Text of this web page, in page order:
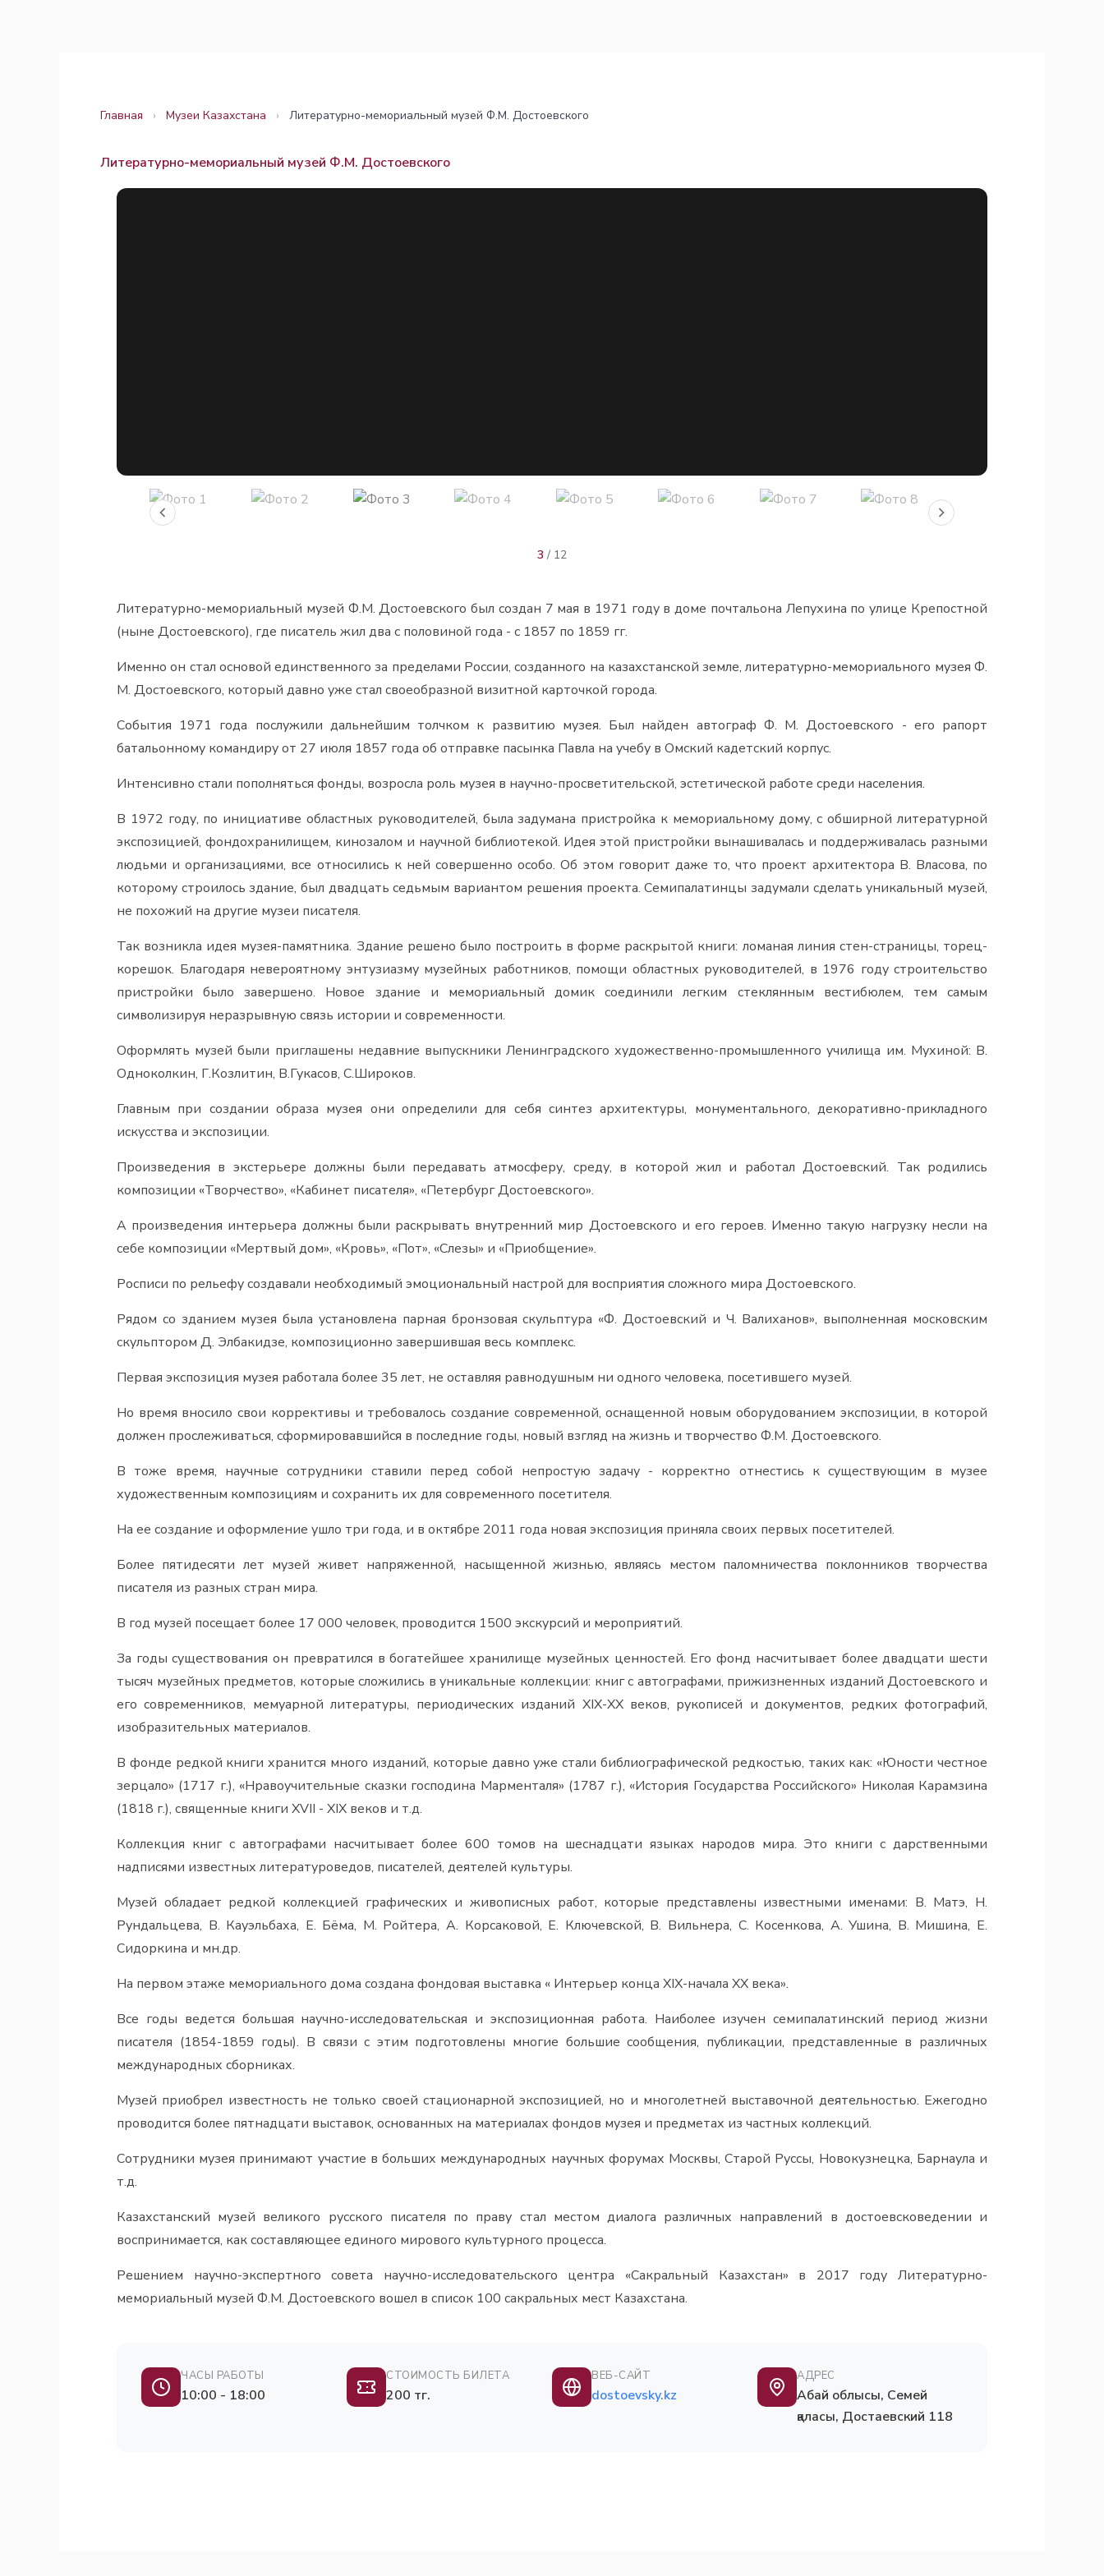
Главная › Музеи Казахстана › Литературно-мемориальный музей Ф.М. Достоевского
Литературно-мемориальный музей Ф.М. Достоевского
3 / 12
Литературно-мемориальный музей Ф.М. Достоевского был создан 7 мая в 1971 году в доме почтальона Лепухина по улице Крепостной
(ныне Достоевского), где писатель жил два с половиной года - с 1857 по 1859 гг.
Именно он стал основой единственного за пределами России, созданного на казахстанской земле, литературно-мемориального музея Ф.
М. Достоевского, который давно уже стал своеобразной визитной карточкой города.
События 1971 года послужили дальнейшим толчком к развитию музея. Был найден автограф Ф. М. Достоевского - его рапорт
батальонному командиру от 27 июля 1857 года об отправке пасынка Павла на учебу в Омский кадетский корпус.
Интенсивно стали пополняться фонды, возросла роль музея в научно-просветительской, эстетической работе среди населения.
В 1972 году, по инициативе областных руководителей, была задумана пристройка к мемориальному дому, с обширной литературной
экспозицией, фондохранилищем, кинозалом и научной библиотекой. Идея этой пристройки вынашивалась и поддерживалась разными
людьми и организациями, все относились к ней совершенно особо. Об этом говорит даже то, что проект архитектора В. Власова, по
которому строилось здание, был двадцать седьмым вариантом решения проекта. Семипалатинцы задумали сделать уникальный музей,
не похожий на другие музеи писателя.
Так возникла идея музея-памятника. Здание решено было построить в форме раскрытой книги: ломаная линия стен-страницы, торец-
корешок. Благодаря невероятному энтузиазму музейных работников, помощи областных руководителей, в 1976 году строительство
пристройки было завершено. Новое здание и мемориальный домик соединили легким стеклянным вестибюлем, тем самым
символизируя неразрывную связь истории и современности.
Оформлять музей были приглашены недавние выпускники Ленинградского художественно-промышленного училища им. Мухиной: В.
Одноколкин, Г.Козлитин, В.Гукасов, С.Широков.
Главным при создании образа музея они определили для себя синтез архитектуры, монументального, декоративно-прикладного
искусства и экспозиции.
Произведения в экстерьере должны были передавать атмосферу, среду, в которой жил и работал Достоевский. Так родились
композиции «Творчество», «Кабинет писателя», «Петербург Достоевского».
А произведения интерьера должны были раскрывать внутренний мир Достоевского и его героев. Именно такую нагрузку несли на
себе композиции «Мертвый дом», «Кровь», «Пот», «Слезы» и «Приобщение».
Росписи по рельефу создавали необходимый эмоциональный настрой для восприятия сложного мира Достоевского.
Рядом со зданием музея была установлена парная бронзовая скульптура «Ф. Достоевский и Ч. Валиханов», выполненная московским
скульптором Д. Элбакидзе, композиционно завершившая весь комплекс.
Первая экспозиция музея работала более 35 лет, не оставляя равнодушным ни одного человека, посетившего музей.
Но время вносило свои коррективы и требовалось создание современной, оснащенной новым оборудованием экспозиции, в которой
должен прослеживаться, сформировавшийся в последние годы, новый взгляд на жизнь и творчество Ф.М. Достоевского.
В тоже время, научные сотрудники ставили перед собой непростую задачу - корректно отнестись к существующим в музее
художественным композициям и сохранить их для современного посетителя.
На ее создание и оформление ушло три года, и в октябре 2011 года новая экспозиция приняла своих первых посетителей.
Более пятидесяти лет музей живет напряженной, насыщенной жизнью, являясь местом паломничества поклонников творчества
писателя из разных стран мира.
В год музей посещает более 17 000 человек, проводится 1500 экскурсий и мероприятий.
За годы существования он превратился в богатейшее хранилище музейных ценностей. Его фонд насчитывает более двадцати шести
тысяч музейных предметов, которые сложились в уникальные коллекции: книг с автографами, прижизненных изданий Достоевского и
его современников, мемуарной литературы, периодических изданий XIX-XX веков, рукописей и документов, редких фотографий,
изобразительных материалов.
В фонде редкой книги хранится много изданий, которые давно уже стали библиографической редкостью, таких как: «Юности честное
зерцало» (1717 г.), «Нравоучительные сказки господина Марменталя» (1787 г.), «История Государства Российского» Николая Карамзина
(1818 г.), священные книги XVII - XIX веков и т.д.
Коллекция книг с автографами насчитывает более 600 томов на шеснадцати языках народов мира. Это книги с дарственными
надписями известных литературоведов, писателей, деятелей культуры.
Музей обладает редкой коллекцией графических и живописных работ, которые представлены известными именами: В. Матэ, Н.
Рундальцева, В. Кауэльбаха, Е. Бёма, М. Ройтера, А. Корсаковой, Е. Ключевской, В. Вильнера, С. Косенкова, А. Ушина, В. Мишина, Е.
Сидоркина и мн.др.
На первом этаже мемориального дома создана фондовая выставка « Интерьер конца XIX-начала XX века».
Все годы ведется большая научно-исследовательская и экспозиционная работа. Наиболее изучен семипалатинский период жизни
писателя (1854-1859 годы). В связи с этим подготовлены многие большие сообщения, публикации, представленные в различных
международных сборниках.
Музей приобрел известность не только своей стационарной экспозицией, но и многолетней выставочной деятельностью. Ежегодно
проводится более пятнадцати выставок, основанных на материалах фондов музея и предметах из частных коллекций.
Сотрудники музея принимают участие в больших международных научных форумах Москвы, Старой Руссы, Новокузнецка, Барнаула и
т.д.
Казахстанский музей великого русского писателя по праву стал местом диалога различных направлений в достоевсковедении и
воспринимается, как составляющее единого мирового культурного процесса.
Решением научно-экспертного совета научно-исследовательского центра «Сакральный Казахстан» в 2017 году Литературно-
мемориальный музей Ф.М. Достоевского вошел в список 100 сакральных мест Казахстана.
ЧАСЫ РАБОТЫ
10:00 - 18:00
СТОИМОСТЬ БИЛЕТА
200 тг.
ВЕБ-САЙТ
dostoevsky.kz
АДРЕС
Абай облысы, Семей
қаласы, Достаевский 118